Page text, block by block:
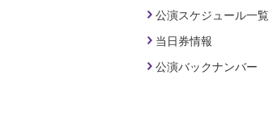
公演スケジュール一覧
当日券情報
公演バックナンバー